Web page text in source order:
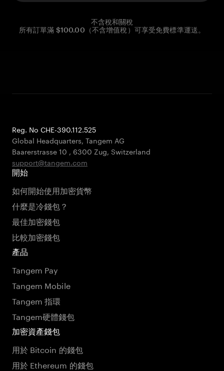
不含稅和關稅
所有訂單滿 $100.00（不含增值稅）可享受免費標準運送。
Reg. No CHE-390.112.525
Global Headquarters, Tangem AG
Baarerstrasse 10 , 6300 Zug, Switzerland
support@tangem.com
開始
如何開始使用加密貨幣
什麼是冷錢包？
最佳加密錢包
比較加密錢包
產品
Tangem Pay
Tangem Mobile
Tangem 指環
Tangem硬體錢包
加密資產錢包
用於 Bitcoin 的錢包
用於 Ethereum 的錢包